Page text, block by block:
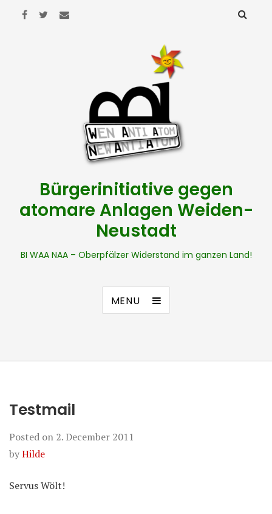
Bürgerinitiative gegen
atomare Anlagen Weiden-
Neustadt
BI WAA NAA – Oberpfälzer Widerstand im ganzen Land!
MENU
Testmail
Posted on 2. December 2011
byHilde
Servus Wölt!